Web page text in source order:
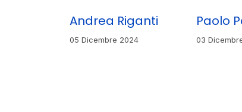
Andrea Riganti
05 Dicembre 2024
Paolo
03